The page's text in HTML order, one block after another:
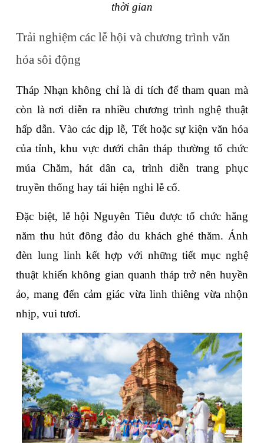
thời gian
Trải nghiệm các lễ hội và chương trình văn
hóa sôi động
Tháp Nhạn không chỉ là di tích để tham quan mà
còn là nơi diễn ra nhiều chương trình nghệ thuật
hấp dẫn. Vào các dịp lễ, Tết hoặc sự kiện văn hóa
của tỉnh, khu vực dưới chân tháp thường tổ chức
múa Chăm, hát dân ca, trình diễn trang phục
truyền thống hay tái hiện nghi lễ cổ.
Đặc biệt, lễ hội Nguyên Tiêu được tổ chức hằng
năm thu hút đông đảo du khách ghé thăm. Ánh
đèn lung linh kết hợp với những tiết mục nghệ
thuật khiến không gian quanh tháp trở nên huyền
ảo, mang đến cảm giác vừa linh thiêng vừa nhộn
nhịp, vui tươi.